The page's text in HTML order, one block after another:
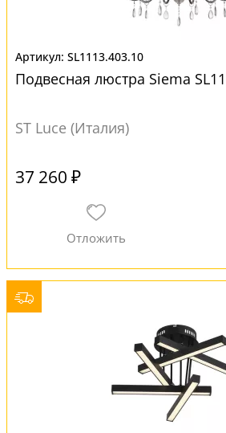
SL1113.403.10
Подвесная люстра Siema
ST Luce (Италия)
37 260 ₽